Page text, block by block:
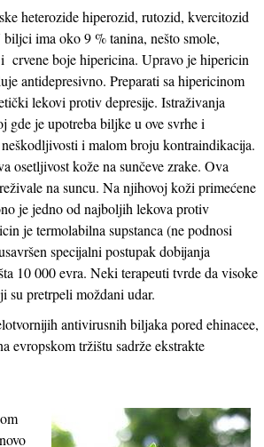
heterozide hiperozid, rutozid, kvercitozid
ima oko 9 % tanina, nešto smole,
crvene boje hipericina. Upravo je hipericin
antidepresivno. Preparati sa hipericinom
lekovi protiv depresije. Istraživanja
gde je upotreba biljke u ove svrhe i
i malom broju kontraindikacija.
osetljivost kože na sunčeve zrake. Ova
na suncu. Na njihovoj koži primećene
je jedno od najboljih lekova protiv
je termolabilna supstanca (ne podnosi
specijalni postupak dobijanja
10 000 evra. Neki terapeuti tvrde da visoke
su pretrpeli moždani udar.
antivirusnih biljaka pored ehinacee,
evropskom tržištu sadrže ekstrakte